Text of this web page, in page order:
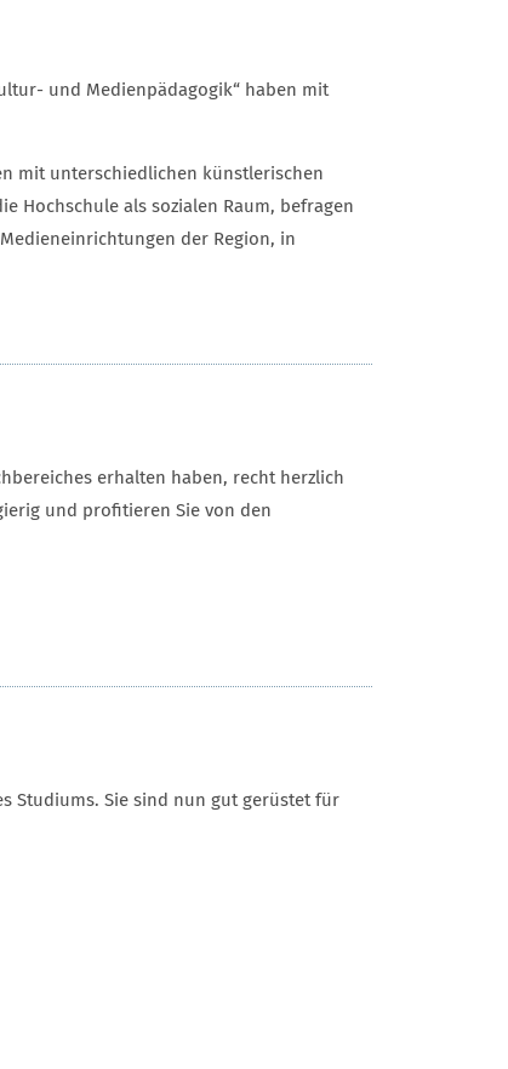
und Medienpädagogik“ haben mit
mit unterschiedlichen künstlerischen
Hochschule als sozialen Raum, befragen
der Region, in
erhalten haben, recht herzlich
und profitieren Sie von den
Studiums. Sie sind nun gut gerüstet für